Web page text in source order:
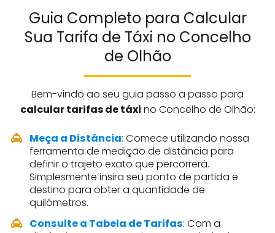
Guia Completo para Calcular
Sua Tarifa de Táxi no Concelho
de Olhão
Bem-vindo ao seu guia passo a passo para
calcular tarifas de táxi no Concelho de Olhão:
Meça a Distância: Comece utilizando nossa
ferramenta de medição de distância para
definir o trajeto exato que percorrerá.
Simplesmente insira seu ponto de partida e
destino para obter a quantidade de
quilômetros.
Consulte a Tabela de Tarifas: Com a